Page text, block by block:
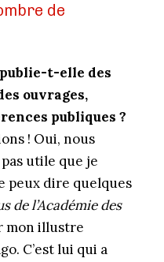
de
publie-t-elle des
ouvrages,
publiques ?
! Oui, nous
utile que je
peux dire quelques
de l’Académie des
mon illustre
C’est lui qui a